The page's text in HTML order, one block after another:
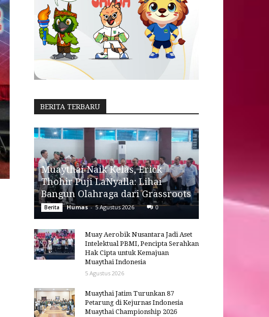
BERITA TERBARU
Muaythai Naik Kelas, Erick
Thohir Puji LaNyalla: Lihai
Bangun Olahraga dari Grassroots
Berita Humas - 5 Agustus 2026 0
Muay Aerobik Nusantara Jadi Aset
Intelektual PBMI, Pencipta Serahkan
Hak Cipta untuk Kemajuan
Muaythai Indonesia
5 Agustus 2026
Muaythai Jatim Turunkan 87
Petarung di Kejurnas Indonesia
Muaythai Championship 2026